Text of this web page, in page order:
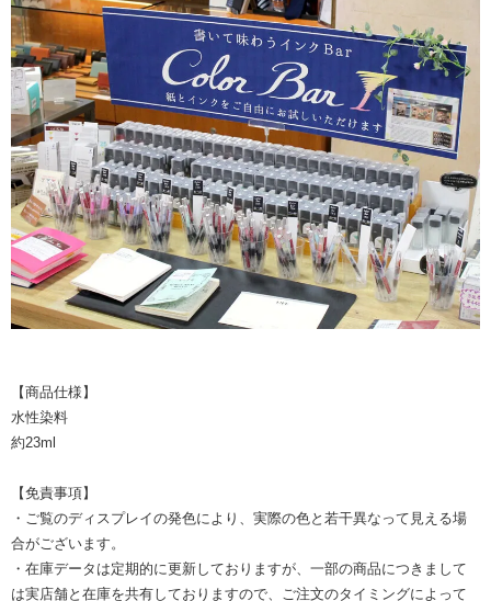
【商品仕様】
水性染料
約23ml
【免責事項】
・ご覧のディスプレイの発色により、実際の色と若干異なって見える場
合がございます。
・在庫データは定期的に更新しておりますが、一部の商品につきまして
は実店舗と在庫を共有しておりますので、ご注文のタイミングによって